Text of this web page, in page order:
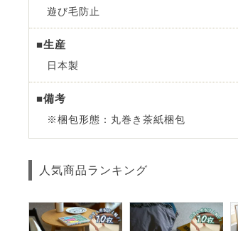
遊び毛防止
■生産
日本製
■備考
※梱包形態：丸巻き茶紙梱包
人気商品ランキング